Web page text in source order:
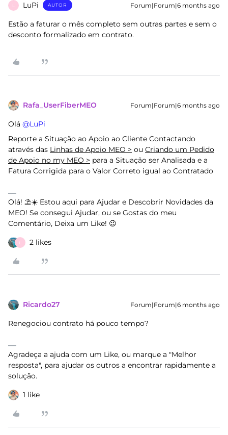
L LuPi AUTOR Forum|Forum|6 months ago
Estão a faturar o mês completo sem outras partes e sem o
desconto formalizado em contrato.
Rafa_UserFiberMEO Forum|Forum|6 months ago
Olá ​ @LuPi
Reporte a Situação ao Apoio ao Cliente Contactando
através das Linhas de Apoio MEO > ou Criando um Pedido
de Apoio no my MEO > para a Situação ser Analisada e a
Fatura Corrigida para o Valor Correto igual ao Contratado
Olá! ⛱️☀️ Estou aqui para Ajudar e Descobrir Novidades da
MEO! Se consegui Ajudar, ou se Gostas do meu
Comentário, Deixa um Like! 😉
L 2 likes
Ricardo27 Forum|Forum|6 months ago
Renegociou contrato há pouco tempo?
Agradeça a ajuda com um Like, ou marque a "Melhor
resposta", para ajudar os outros a encontrar rapidamente a
solução.
1 like